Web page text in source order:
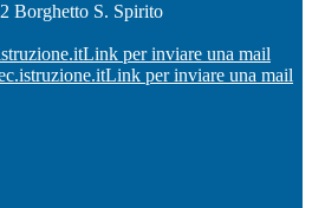
Borghetto S. Spirito
Link per inviare una mail
Link per inviare una mail